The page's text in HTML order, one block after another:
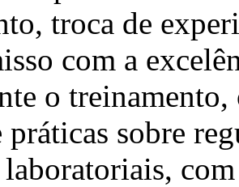
troca de
com a
o
práticas sobre
laboratoriais,